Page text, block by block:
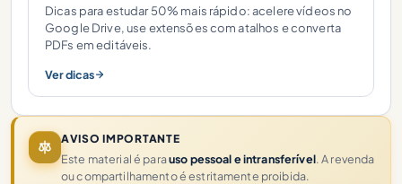
Dicas para estudar 50% mais rápido: acelere vídeos no
Google Drive, use extensões com atalhos e converta
PDFs em editáveis.
Ver dicas
AVISO IMPORTANTE
Este material é parauso pessoal e intransferível. A revenda
ou compartilhamento é estritamente proibida.